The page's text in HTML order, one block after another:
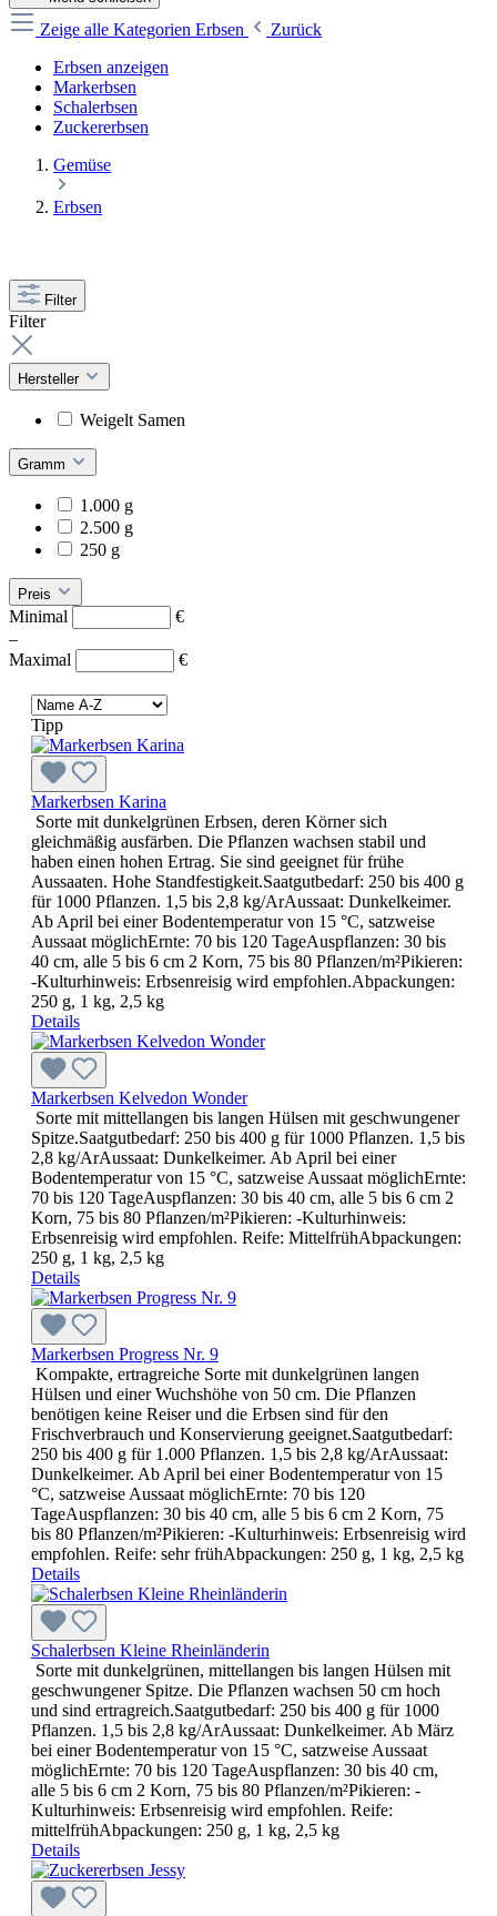
Zeige alle Kategorien Erbsen
Zurück
Erbsen anzeigen
Markerbsen
Schalerbsen
Zuckererbsen
Gemüse
Erbsen
Filter
Filter
Hersteller
Weigelt Samen
Gramm
1.000 g
2.500 g
250 g
Preis
Minimal
€
–
Maximal
€
Tipp
Markerbsen Karina
Sorte mit dunkelgrünen Erbsen, deren Körner sich
gleichmäßig ausfärben. Die Pflanzen wachsen stabil und
haben einen hohen Ertrag. Sie sind geeignet für frühe
Aussaaten. Hohe Standfestigkeit.Saatgutbedarf: 250 bis 400 g
für 1000 Pflanzen. 1,5 bis 2,8 kg/ArAussaat: Dunkelkeimer.
Ab April bei einer Bodentemperatur von 15 °C, satzweise
Aussaat möglichErnte: 70 bis 120 TageAuspflanzen: 30 bis
40 cm, alle 5 bis 6 cm 2 Korn, 75 bis 80 Pflanzen/m²Pikieren:
-Kulturhinweis: Erbsenreisig wird empfohlen.Abpackungen:
250 g, 1 kg, 2,5 kg
Details
Markerbsen Kelvedon Wonder
Sorte mit mittellangen bis langen Hülsen mit geschwungener
Spitze.Saatgutbedarf: 250 bis 400 g für 1000 Pflanzen. 1,5 bis
2,8 kg/ArAussaat: Dunkelkeimer. Ab April bei einer
Bodentemperatur von 15 °C, satzweise Aussaat möglichErnte:
70 bis 120 TageAuspflanzen: 30 bis 40 cm, alle 5 bis 6 cm 2
Korn, 75 bis 80 Pflanzen/m²Pikieren: -Kulturhinweis:
Erbsenreisig wird empfohlen. Reife: MittelfrühAbpackungen:
250 g, 1 kg, 2,5 kg
Details
Markerbsen Progress Nr. 9
Kompakte, ertragreiche Sorte mit dunkelgrünen langen
Hülsen und einer Wuchshöhe von 50 cm. Die Pflanzen
benötigen keine Reiser und die Erbsen sind für den
Frischverbrauch und Konservierung geeignet.Saatgutbedarf:
250 bis 400 g für 1.000 Pflanzen. 1,5 bis 2,8 kg/ArAussaat:
Dunkelkeimer. Ab April bei einer Bodentemperatur von 15
°C, satzweise Aussaat möglichErnte: 70 bis 120
TageAuspflanzen: 30 bis 40 cm, alle 5 bis 6 cm 2 Korn, 75
bis 80 Pflanzen/m²Pikieren: -Kulturhinweis: Erbsenreisig wird
empfohlen. Reife: sehr frühAbpackungen: 250 g, 1 kg, 2,5 kg
Details
Schalerbsen Kleine Rheinländerin
Sorte mit dunkelgrünen, mittellangen bis langen Hülsen mit
geschwungener Spitze. Die Pflanzen wachsen 50 cm hoch
und sind ertragreich.Saatgutbedarf: 250 bis 400 g für 1000
Pflanzen. 1,5 bis 2,8 kg/ArAussaat: Dunkelkeimer. Ab März
bei einer Bodentemperatur von 15 °C, satzweise Aussaat
möglichErnte: 70 bis 120 TageAuspflanzen: 30 bis 40 cm,
alle 5 bis 6 cm 2 Korn, 75 bis 80 Pflanzen/m²Pikieren: -
Kulturhinweis: Erbsenreisig wird empfohlen. Reife:
mittelfrühAbpackungen: 250 g, 1 kg, 2,5 kg
Details